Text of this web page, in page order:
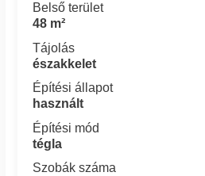
Belső terület
48 m²
Tájolás
északkelet
Építési állapot
használt
Építési mód
tégla
Szobák száma